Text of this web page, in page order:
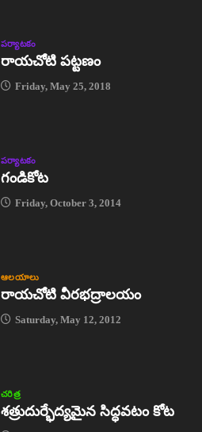
పర్యాటకం
రాయచోటి పట్టణం
Friday, May 25, 2018
పర్యాటకం
గండికోట
Friday, October 3, 2014
ఆలయాలు
రాయచోటి వీరభద్రాలయం
Saturday, May 12, 2012
చరిత్ర
శత్రుదుర్భేద్యమైన సిద్ధవటం కోట